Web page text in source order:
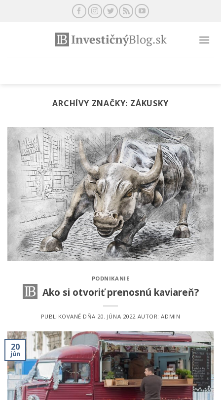
ARCHÍVY ZNAČKY: ZÁKUSKY
PODNIKANIE
Ako si otvoriť prenosnú kaviareň?
PUBLIKOVANÉ DŇA 20. JÚNA 2022 AUTOR:ADMIN
20
jún